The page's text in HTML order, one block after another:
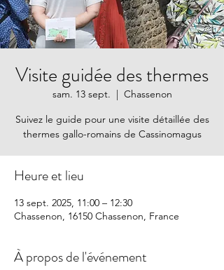
Visite guidée des thermes
sam. 13 sept.
  |
Chassenon
Suivez le guide pour une visite détaillée des
thermes gallo-romains de Cassinomagus
Heure et lieu
13 sept. 2025, 11:00 – 12:30
Chassenon, 16150 Chassenon, France
À propos de l'événement